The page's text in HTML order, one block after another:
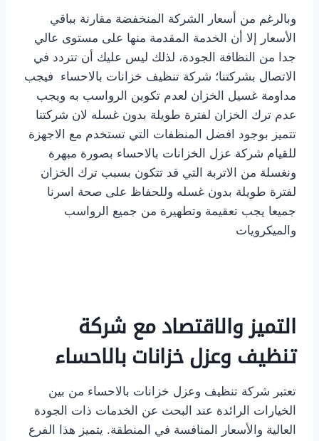
وبالرغم من أسعار الشركة المنخفضة مقارنة بباقي
الأسعار إلا أن الخدمة المقدمة منها على مستوى عالي
جدا من النظافة الجودة، لذلك ليس عليك أن تتردد في
الاتصال بشركتنا؛ شركة تنظيف خزانات بالاحساء فيجب
مداومة غسيل الخزان لعدم تكوين الرواسب به ويجب
عدم ترك الخزان لفترة طويلة بدون غسله لان شركتنا
تتميز بوجود افضل المنظفات التي تستخدم مع الاجهزة
للقيام شركة عزل الخزانات بالاحساء بصورة مبهرة
ونغسلة من الاتربة التي قد تتكون بسبب ترك الخزان
لفترة طويلة بدون غسله وللحفاظ على صحة اسرنا
جميعا يجب تعقيمة وتطهيرة من جميع الرواسب
والميكرويات
التميز والاقتصاد مع شركة
تنظيف وعزل خزانات بالاحساء
تعتبر شركة تنظيف وعزل خزانات بالاحساء من بين
الخيارات الرائدة عند البحث عن الخدمات ذات الجودة
العالية والأسعار المنافسة في المنطقة. يتميز هذا الفرع